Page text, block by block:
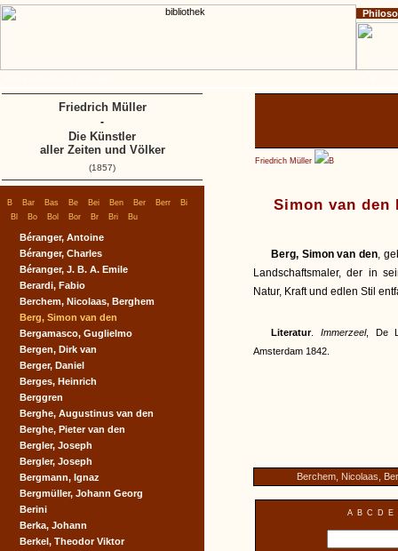
Friedrich Müller B
Simon van den
Berg, Simon van den,
Landschaftsmaler, der in
Natur, Kraft und edlen Stil
Literatur. Immerzeel, De
Amsterdam 1842.
Berchem, Nicolaas,
A B C D E
B Bar Bas Be Bei Ben Ber Berr Bi
Bl Bo Bol Bor Br Bri Bu
Béranger, Antoine
Béranger, Charles
Béranger, J. B. A. Emile
Berardi, Fabio
Berchem, Nicolaas, Berghem
Berg, Simon van den
Bergamasco, Guglielmo
Bergen, Dirk van
Berger, Daniel
Berges, Heinrich
Berggren
Berghe, Augustinus van den
Berghe, Pieter van den
Bergler, Joseph
Bergler, Joseph
Bergmann, Ignaz
Bergmüller, Johann Georg
Berini
Berka, Johann
Berkel, Theodor Viktor
Friedrich Müller
-
Die Künstler
aller Zeiten und Völker
(1857)